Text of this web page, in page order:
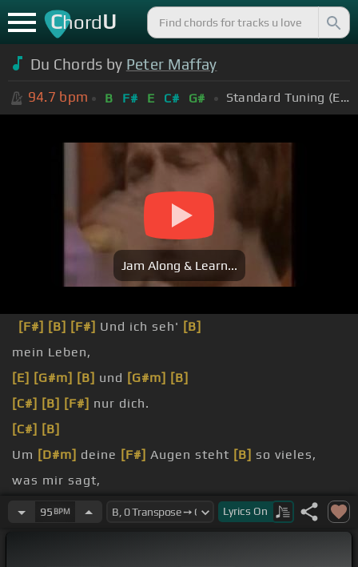
ChordU
Du Chords by Peter Maffay
94.7 bpm B F# E C# G# Standard Tuning (EADGBE)
Jam Along & Learn...
[F#] [B] [F#] Und ich seh' [B]
mein Leben,
[E] [G#m] [B] und [G#m] [B]
[C#] [B] [F#] nur dich.
[C#] [B]
Um [D#m] deine [F#] Augen steht [B] so vieles,
was mir sagt,
[B]fühlst genauso [F#]wie ich.
zu mir gehört,
95 BPM Lyrics On